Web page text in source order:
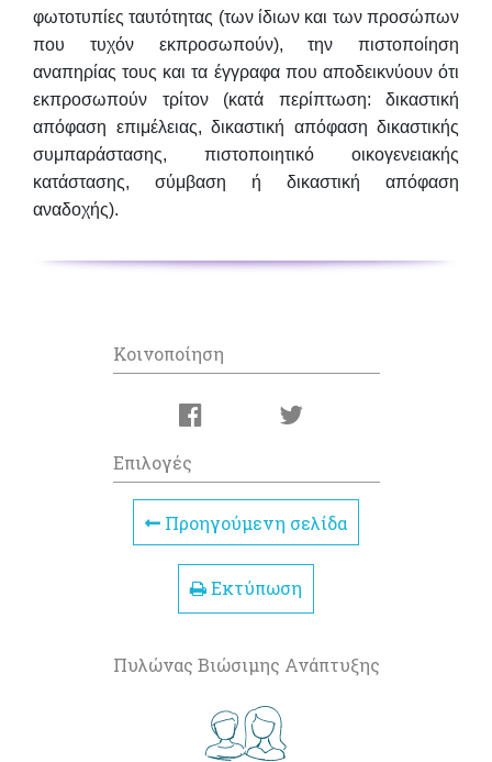
φωτοτυπίες ταυτότητας (των ίδιων και των προσώπων
που τυχόν εκπροσωπούν), την πιστοποίηση
αναπηρίας τους και τα έγγραφα που αποδεικνύουν ότι
εκπροσωπούν τρίτον (κατά περίπτωση: δικαστική
απόφαση επιμέλειας, δικαστική απόφαση δικαστικής
συμπαράστασης, πιστοποιητικό οικογενειακής
κατάστασης, σύμβαση ή δικαστική απόφαση
αναδοχής).
Κοινοποίηση
Επιλογές
Προηγούμενη σελίδα
Εκτύπωση
Πυλώνας Βιώσιμης Ανάπτυξης